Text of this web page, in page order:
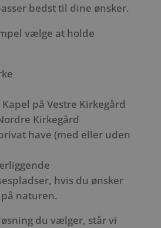
bedst til dine ønsker.
vælge at holde
på Vestre Kirkegård
Kirkegård
have (med eller uden
hvis du ønsker
naturen.
du vælger, står vi